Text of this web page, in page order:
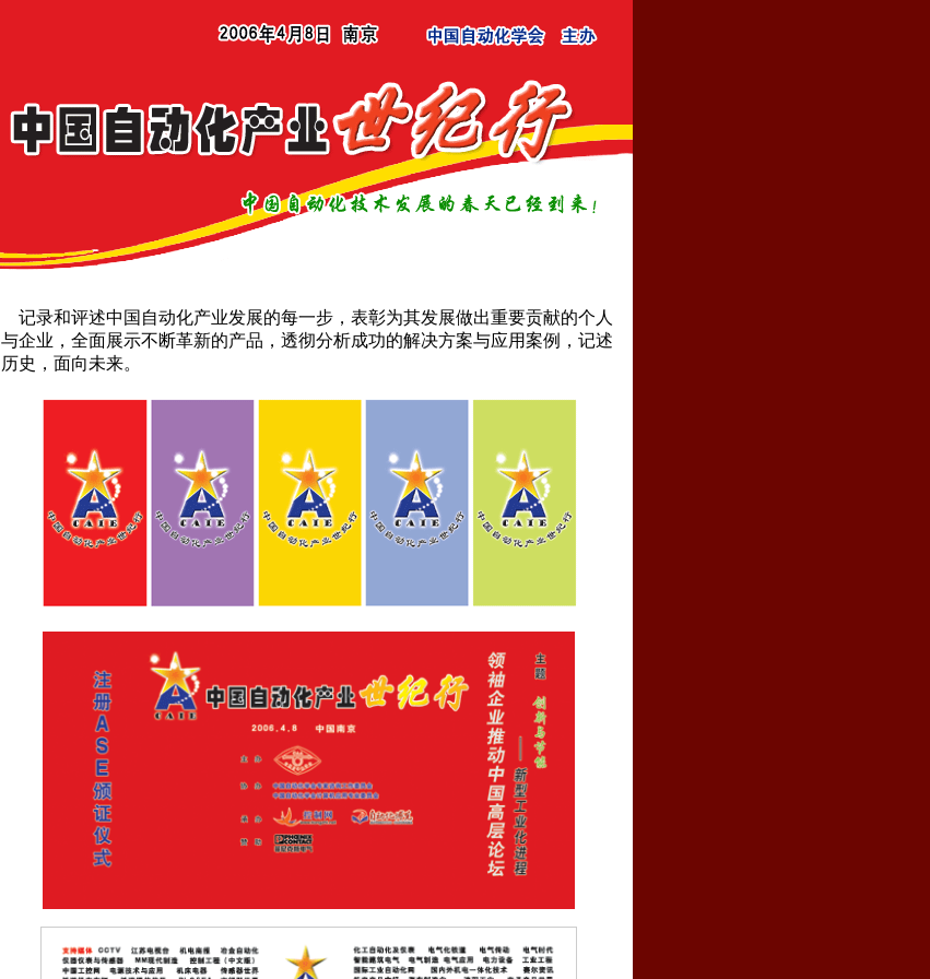
记录和评述中国自动化产业发展的每一步，表彰为其发展做出重要贡献的个人
与企业，全面展示不断革新的产品，透彻分析成功的解决方案与应用案例，记述
历史，面向未来。